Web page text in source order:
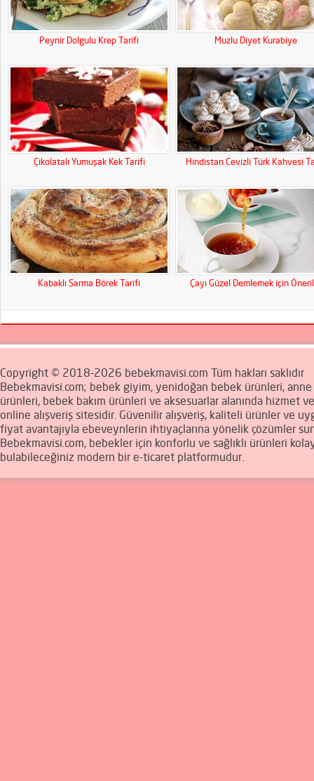
Peynir Dolgulu Krep Tarifi Muzlu Diyet Kurabiye
Çikolatalı Yumuşak Kek Tarifi Hindistan Cevizli Türk Kahvesi
Kabaklı Sarma Börek Tarifi Çayı Güzel Demlemek için
Copyright © 2018-2026 bebekmavisi.com Tüm hakları saklıdır
Bebekmavisi.com; bebek giyim, yenidoğan bebek ürünleri,
ürünleri, bebek bakım ürünleri ve aksesuarlar alanında hizmet
online alışveriş sitesidir. Güvenilir alışveriş, kaliteli ürünler ve
fiyat avantajıyla ebeveynlerin ihtiyaçlarına yönelik çözümler
Bebekmavisi.com, bebekler için konforlu ve sağlıklı ürünleri
bulabileceğiniz modern bir e-ticaret platformudur.